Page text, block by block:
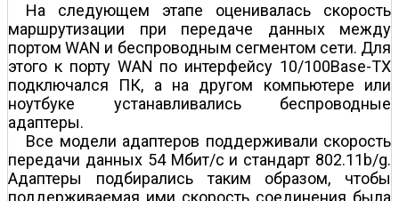
На следующем этапе оценивалась скорость
маршрутизации при передаче данных между
портом WAN и беспроводным сегментом сети. Для
этого к порту WAN по интерфейсу 10/100Base-TX
подключался ПК, а на другом компьютере или
ноутбуке устанавливались беспроводные
адаптеры.
Все модели адаптеров поддерживали скорость
передачи данных 54 Мбит/c и стандарт 802.11b/g.
Адаптеры подбирались таким образом, чтобы